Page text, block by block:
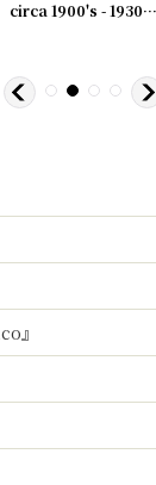
[231003-36]
231003-41] circa 1900's - 1930's Advertising Clip THE SAME YESTERDAY TODAY AND FOREVER...アドバタイジング クリップ
』